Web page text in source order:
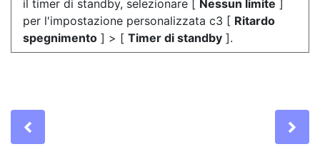
il timer di standby, selezionare [ Nessun limite ]
per l'impostazione personalizzata c3 [ Ritardo
spegnimento ] > [ Timer di standby ].